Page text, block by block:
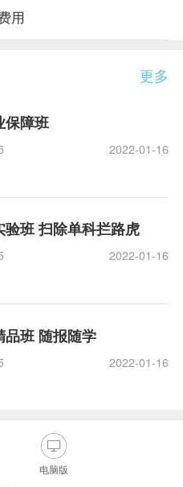
用
更多
保障班
2022-01-16
验班 扫除单科拦路虎
2022-01-16
品班 随报随学
2022-01-16
电脑版